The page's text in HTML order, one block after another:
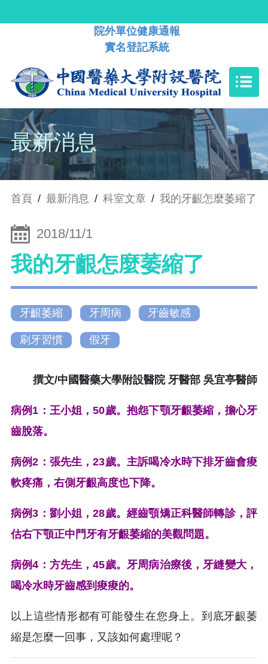
院外單位健康通報
實名登記系統
最新消息
首頁 / 最新消息 / 科室文章 / 我的牙齦怎麼萎縮了
2018/11/1
我的牙齦怎麼萎縮了
牙齦萎縮 牙周病 牙齒敏感
刷牙習慣 假牙
撰文/中國醫藥大學附設醫院 牙醫部 吳宜亭醫師
病例1：王小姐，50歲。抱怨下顎牙齦萎縮，擔心牙
齒脫落。
病例2：張先生，23歲。主訴喝冷水時下排牙齒會痠
軟疼痛，右側牙齦高度也下降。
病例3：劉小姐，28歲。經齒顎矯正科醫師轉診，評
估右下顎正中門牙有牙齦萎縮的美觀問題。
病例4：方先生，45歲。牙周病治療後，牙縫變大，
喝冷水時牙齒感到痠痠的。
以上這些情形都有可能發生在您身上。到底牙齦萎
縮是怎麼一回事，又該如何處理呢？